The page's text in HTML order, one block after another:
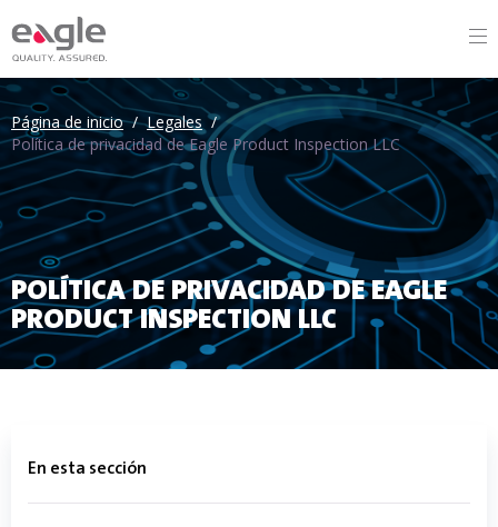
Página de inicio / Legales /
Política de privacidad de Eagle Product Inspection LLC
POLÍTICA DE PRIVACIDAD DE EAGLE
PRODUCT INSPECTION LLC
En esta sección